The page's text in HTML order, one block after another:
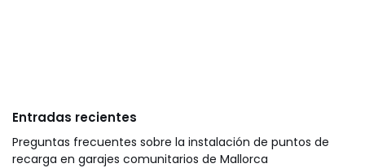
Entradas recientes
Preguntas frecuentes sobre la instalación de puntos de
recarga en garajes comunitarios de Mallorca